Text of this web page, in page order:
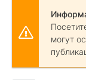
могут